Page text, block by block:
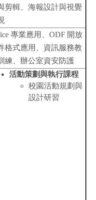
剪輯、海報設計與視覺
專業應用、ODF 開放
格式應用、資訊服務教
練、辦公室資安防護
活動策劃與執行課程
校園活動規劃與
設計研習